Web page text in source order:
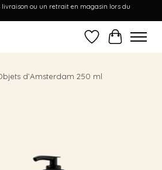
livraison ou un retrait en magasin lors du
Liste dePanier
d’Amsterdam 250 ml